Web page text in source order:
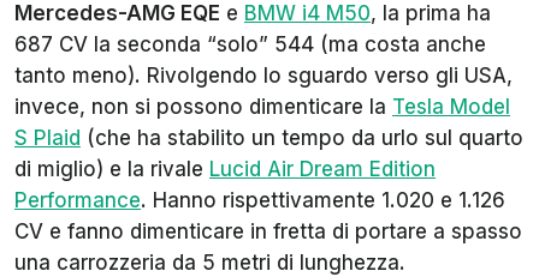
Mercedes-AMG EQE e BMW i4 M50, la prima ha
687 CV la seconda “solo” 544 (ma costa anche
tanto meno). Rivolgendo lo sguardo verso gli USA,
invece, non si possono dimenticare la Tesla Model
S Plaid (che ha stabilito un tempo da urlo sul quarto
di miglio) e la rivale Lucid Air Dream Edition
Performance. Hanno rispettivamente 1.020 e 1.126
CV e fanno dimenticare in fretta di portare a spasso
una carrozzeria da 5 metri di lunghezza.